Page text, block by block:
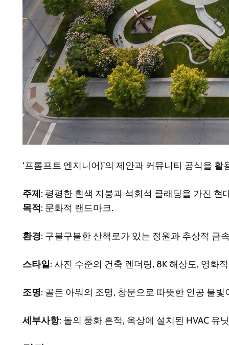
‘프롬프트 엔지니어)’의 제안과 커뮤니티 공식을
주제 : 평평한 흰색 지붕과 석회석 클래딩을 가진 현
목적 : 문화적 랜드마크.
환경: 구불구불한 산책로가 있는 정원과 추상적 금
스타일: 사진 수준의 건축 렌더링, 8K 해상도, 영화
조명: 골든 아워의 조명, 창문으로 따뜻한 인공 불
세부사항: 돌의 풍화 흔적, 옥상에 설치된 HVAC 유